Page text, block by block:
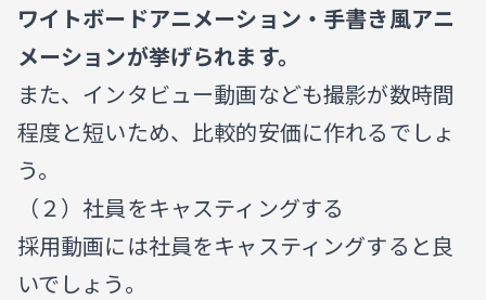
ワイトボードアニメーション・手書き風アニ
メーションが挙げられます。
また、インタビュー動画なども撮影が数時間
程度と短いため、比較的安価に作れるでしょ
う。
（２）社員をキャスティングする
採用動画には社員をキャスティングすると良
いでしょう。